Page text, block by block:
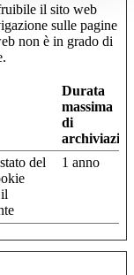
il sito web
sulle pagine
non è in grado di
Durata
massima
di
del
1 anno